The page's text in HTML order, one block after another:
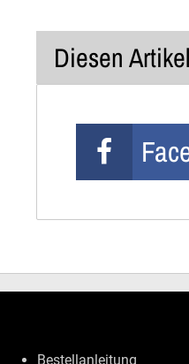
Diesen
Bestellanleitung